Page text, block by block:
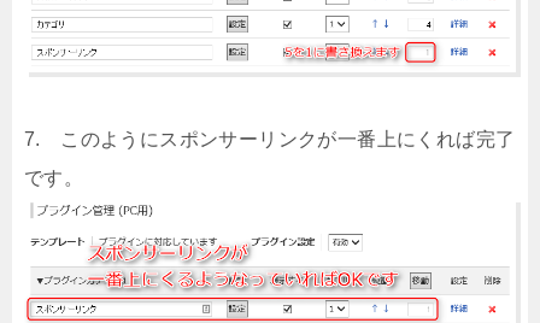
7. このようにスポンサーリンクが一番上にくれば完了
です。